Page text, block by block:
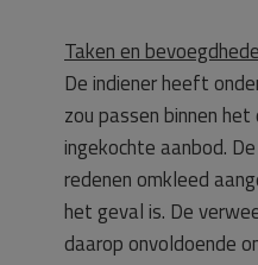
Taken en
De indiener heeft
zou passen binnen
ingekochte aanbod.
redenen omkleed
het geval is. De
daarop onvoldoende